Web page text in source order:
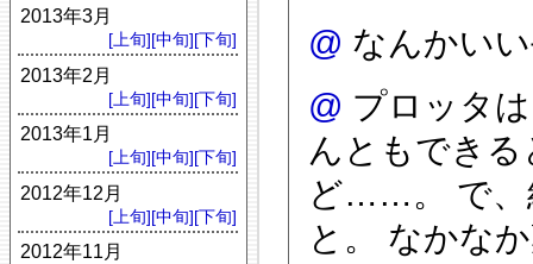
@ なんかい
@ プロッタ
んともでき
ど……。 で、
と。 なかな
2013年3月
[上旬][中旬][下旬]
2013年2月
[上旬][中旬][下旬]
2013年1月
[上旬][中旬][下旬]
2012年12月
[上旬][中旬][下旬]
2012年11月